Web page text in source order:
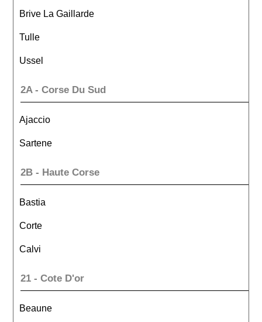
Brive La Gaillarde
Tulle
Ussel
2A - Corse Du Sud
Ajaccio
Sartene
2B - Haute Corse
Bastia
Corte
Calvi
21 - Cote D'or
Beaune